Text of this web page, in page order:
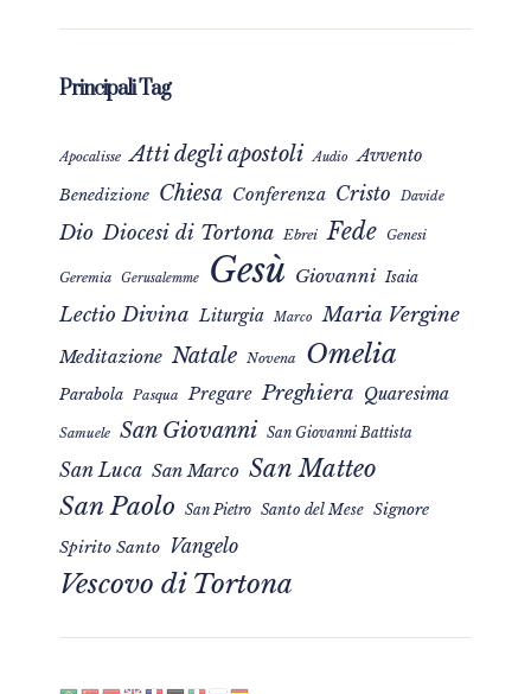
Principali Tag
Apocalisse Atti degli apostoli Audio Avvento
Benedizione Chiesa Conferenza Cristo Davide
Dio Diocesi di Tortona Ebrei Fede Genesi
Geremia Gerusalemme Gesù Giovanni Isaia
Lectio Divina Liturgia Marco Maria Vergine
Meditazione Natale Novena Omelia
Parabola Pasqua Pregare Preghiera Quaresima
Samuele San Giovanni San Giovanni Battista
San Luca San Marco San Matteo
San Paolo San Pietro Santo del Mese Signore
Spirito Santo Vangelo
Vescovo di Tortona